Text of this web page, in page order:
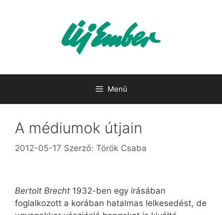
Menü
A médiumok útjain
2012-05-17 Szerző: Török Csaba
Bertolt Brecht 1932-ben egy írásában
foglalkozott a korában hatalmas lelkesedést, de